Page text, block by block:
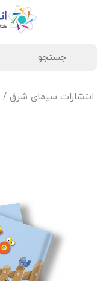
انتشارات سیمای شرق /